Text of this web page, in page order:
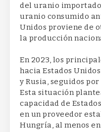
del uranio
uranio consumido
Unidos proviene de
la producción
En 2023, los
hacia Estados
y Rusia, seguidos
Esta situación
capacidad de
en un proveedor
Hungría, al menos